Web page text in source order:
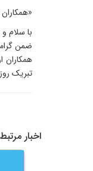
با سلام
ضمن
همکاران
تبریک
اخبار مرتبط